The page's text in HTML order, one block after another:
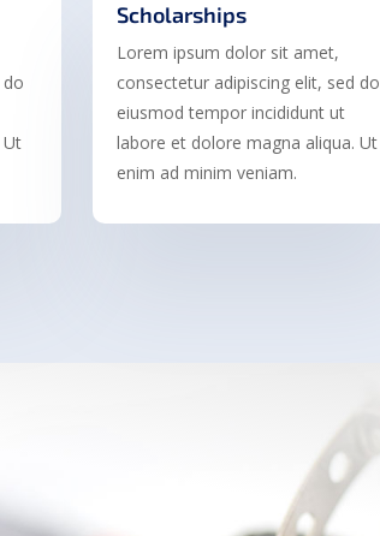
Ut
Scholarships
Lorem ipsum dolor sit amet,
consectetur adipiscing elit, sed do
eiusmod tempor incididunt ut
labore et dolore magna aliqua. Ut
enim ad minim veniam.